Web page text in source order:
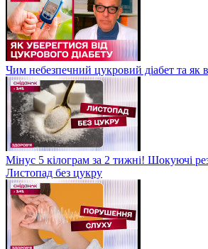
Чим небезпечний цукровий діабет та як
Мінус 5 кілограм за 2 тижні! Шокуючі
Листопад без цукру